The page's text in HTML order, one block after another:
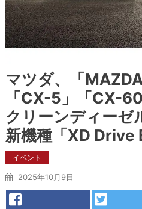
マツダ、「
「CX-5」「CX-
クリーンディーゼ
新機種「XD Drive
イベント
2025年10月9日